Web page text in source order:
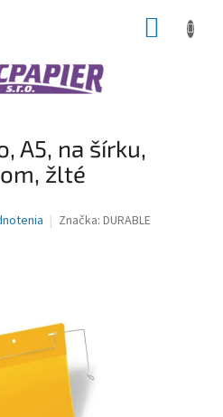
A5, na šírku,
žlté
Značka: DURABLE